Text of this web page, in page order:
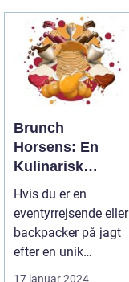
den...
Brunch
Horsens: En
Kulinarisk
Oplevelse i Det
Centrale Jylland
Hvis du er en
eventyrrejsende eller
backpacker på jagt
efter en unik
kulinarisk oplevelse
17 januar 2024